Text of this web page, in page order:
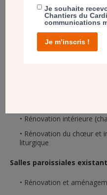
Le projet est important, il
Rénovation intérieure
Rénovation du chœur et
liturgique
Salles paroissiales
Rénovation et
Je souhaite
Chantiers du
communications
Je m’inscris !